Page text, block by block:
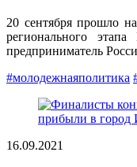
20 сентября прошло
регионального
предприниматель
#молодежнаяполитика
16.09.2021